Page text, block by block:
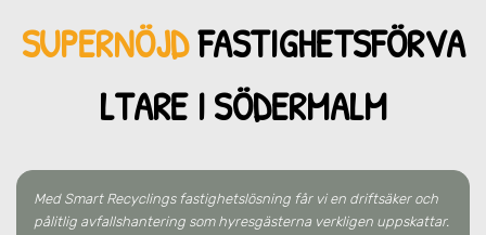
SUPERNÖJDFASTIGHETSFÖRVA
LTARE I SÖDERMALM
Med Smart Recyclings fastighetslösning får vi en driftsäker och
pålitlig avfallshantering som hyresgästerna verkligen uppskattar.